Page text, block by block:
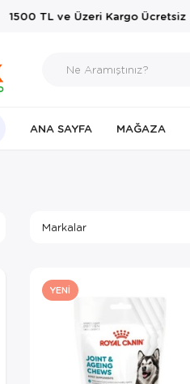
1500 TL ve Üzeri Kargo Ücretsiz
ANA SAYFA MAĞAZA
Markalar
YENI